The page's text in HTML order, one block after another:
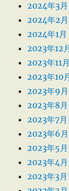
2024年3月
2024年2月
2024年1月
2023年12
2023年11月
2023年10
2023年9月
2023年8月
2023年7月
2023年6月
2023年5月
2023年4月
2023年3月